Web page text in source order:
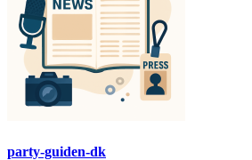
party-guiden-dk